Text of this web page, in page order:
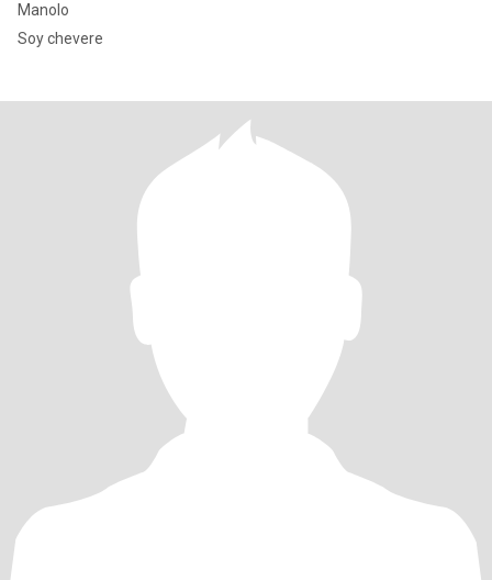
Manolo
Soy chevere